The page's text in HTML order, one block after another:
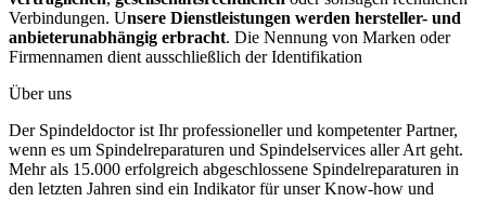
Verbindungen. Unsere Dienstleistungen werden hersteller- und
anbieterunabhängig erbracht. Die Nennung von Marken oder
Firmennamen dient ausschließlich der Identifikation
Über uns
Der Spindeldoctor ist Ihr professioneller und kompetenter Partner,
wenn es um Spindelreparaturen und Spindelservices aller Art geht.
Mehr als 15.000 erfolgreich abgeschlossene Spindelreparaturen in
den letzten Jahren sind ein Indikator für unser Know-how und